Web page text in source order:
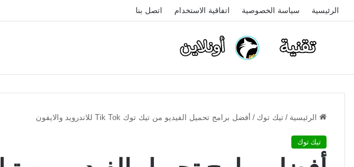
الرئيسية سياسة الخصوصية اتفاقية الاستخدام اتصل بنا
الرئيسية / تيك توك / أفضل برامج تحميل الفيديو من تيك توك Tik Tok للاندرويد والايفون
تيك توك